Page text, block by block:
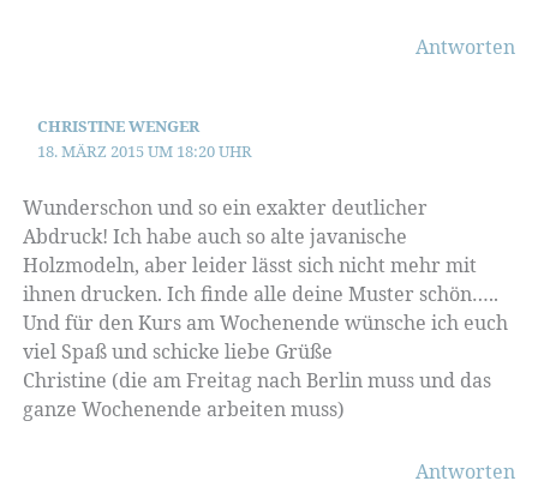
Antworten
CHRISTINE WENGER
18. MÄRZ 2015 UM 18:20 UHR
Wunderschon und so ein exakter deutlicher
Abdruck! Ich habe auch so alte javanische
Holzmodeln, aber leider lässt sich nicht mehr mit
ihnen drucken. Ich finde alle deine Muster schön…..
Und für den Kurs am Wochenende wünsche ich euch
viel Spaß und schicke liebe Grüße
Christine (die am Freitag nach Berlin muss und das
ganze Wochenende arbeiten muss)
Antworten